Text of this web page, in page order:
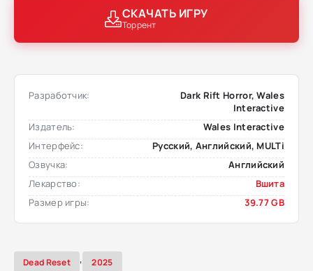
СКАЧАТЬ ИГРУ
Торрент
Разработчик:
Dark Rift Horror, Wales
Interactive
Издатель:
Wales Interactive
Интерфейс:
Русский, Английский, MULTi
Озвучка:
Английский
Лекарство:
Вшита
Размер игры:
39.77 GB
Dead Reset , 2025